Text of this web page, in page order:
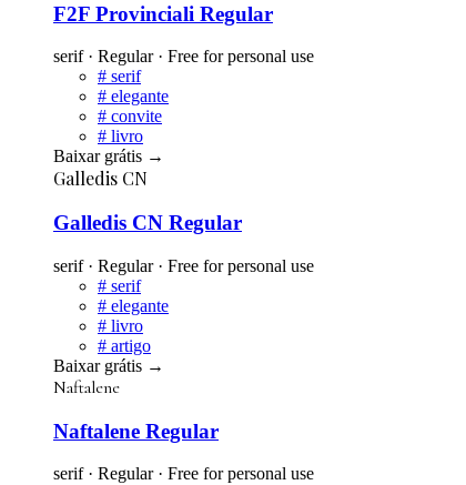
F2F Provinciali Regular
serif · Regular · Free for personal use
# serif
# elegante
# convite
# livro
Baixar grátis →
Galledis CN
Galledis CN Regular
serif · Regular · Free for personal use
# serif
# elegante
# livro
# artigo
Baixar grátis →
Naftalene
Naftalene Regular
serif · Regular · Free for personal use